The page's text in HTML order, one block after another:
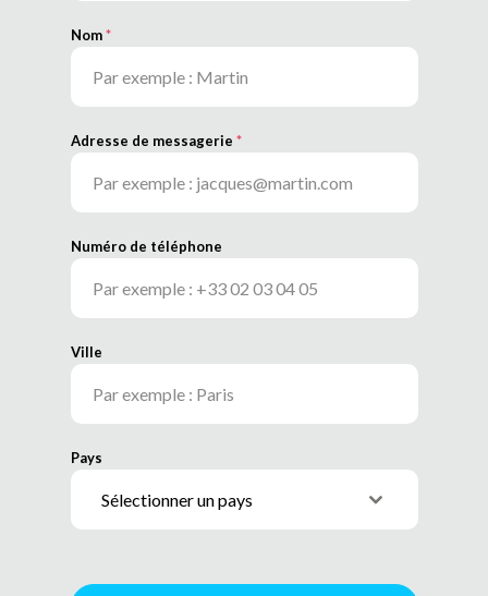
Nom*
Adresse de messagerie *
Numéro de téléphone
Ville
Pays
Sélectionner un pays